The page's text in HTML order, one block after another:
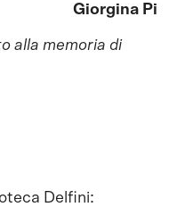
Giorgina Pi
alla memoria di
Delfini: